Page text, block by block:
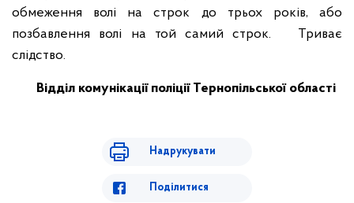
обмеження волі на строк до трьох років, або
позбавлення волі на той самий строк.
Триває
слідство.
Відділ комунікації поліціїТернопільської області
Надрукувати
Поділитися